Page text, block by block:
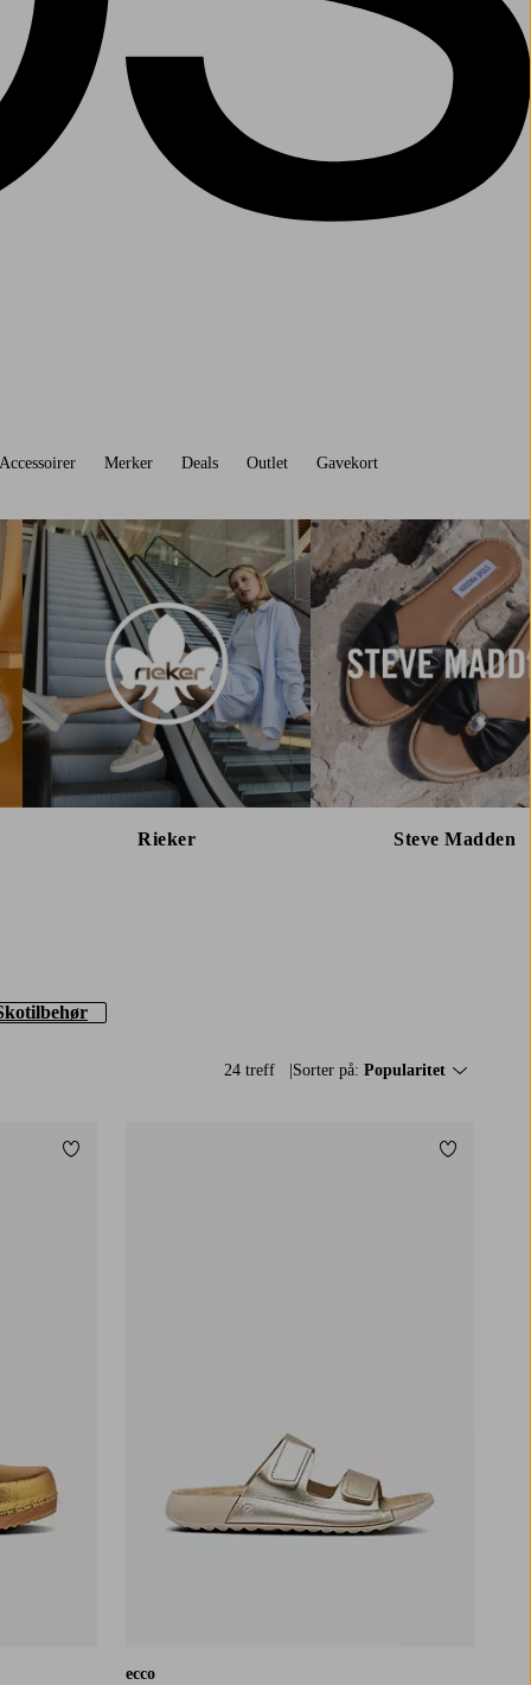
Accessoirer Merker Deals Outlet Gavekort
Rieker Steve Madden
24 treff Sorter på: Popularitet
Legg til favoritter
ecco
Legg til